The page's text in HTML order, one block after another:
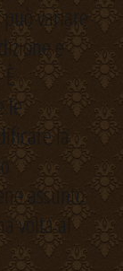
variare
e
le
la
assunto
volta al